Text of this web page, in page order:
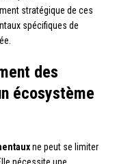
stratégique de ces
spécifiques de
des
écosystème
ne peut se limiter